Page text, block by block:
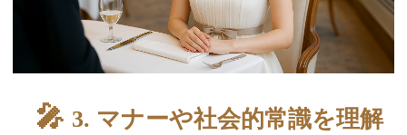
スタッフブログ
3. マナーや社会的常識を理解